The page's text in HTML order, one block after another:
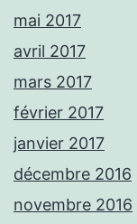
mai 2017
avril 2017
mars 2017
février 2017
janvier 2017
décembre 2016
novembre 2016